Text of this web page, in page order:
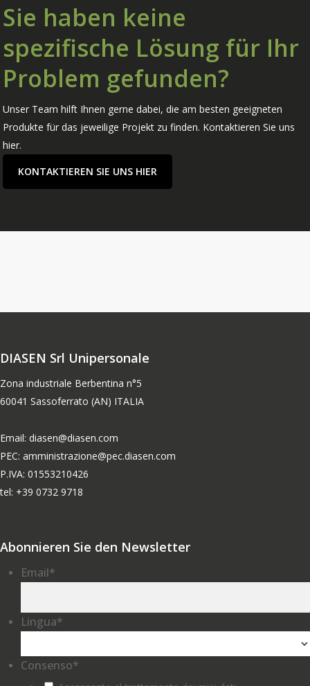
Sie haben keine
spezifische Lösung für Ihr
Problem gefunden?
Unser Team hilft Ihnen gerne dabei, die am besten geeigneten
Produkte für das jeweilige Projekt zu finden. Kontaktieren Sie uns
hier.
KONTAKTIEREN SIE UNS HIER
DIASEN Srl Unipersonale
Zona industriale Berbentina n°5
60041 Sassoferrato (AN) ITALIA
Email: diasen@diasen.com
PEC: amministrazione@pec.diasen.com
P.IVA: 01553210426
tel: +39 0732 9718
Abonnieren Sie den Newsletter
Email*
Lingua*
Consenso*